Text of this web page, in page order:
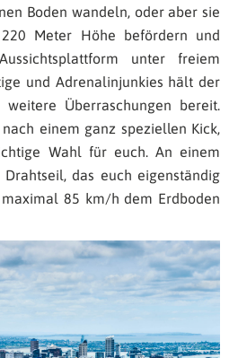
Boden wandeln, oder aber sie
Meter Höhe befördern und
unter freiem
und Adrenalinjunkies hält der
Überraschungen bereit.
einem ganz speziellen Kick,
Wahl für euch. An einem
das euch eigenständig
85 km/h dem Erdboden